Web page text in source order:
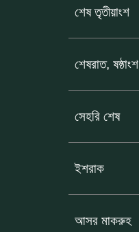
শেষ তৃতীয়াংশ
শেষরাত, ষষ্ঠাংশ
সেহরি শেষ
ইশরাক
আসর মাকরুহ